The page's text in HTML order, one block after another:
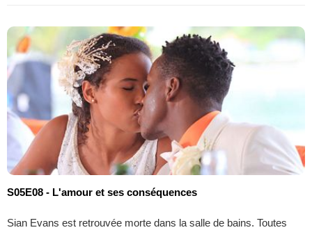
S05E08 - L'amour et ses conséquences
Sian Evans est retrouvée morte dans la salle de bains. Toutes